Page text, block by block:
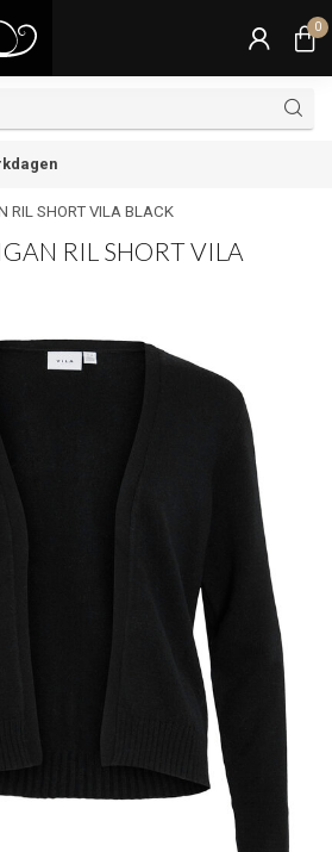
0
RIL SHORT VILA BLACK
RIL SHORT VILA